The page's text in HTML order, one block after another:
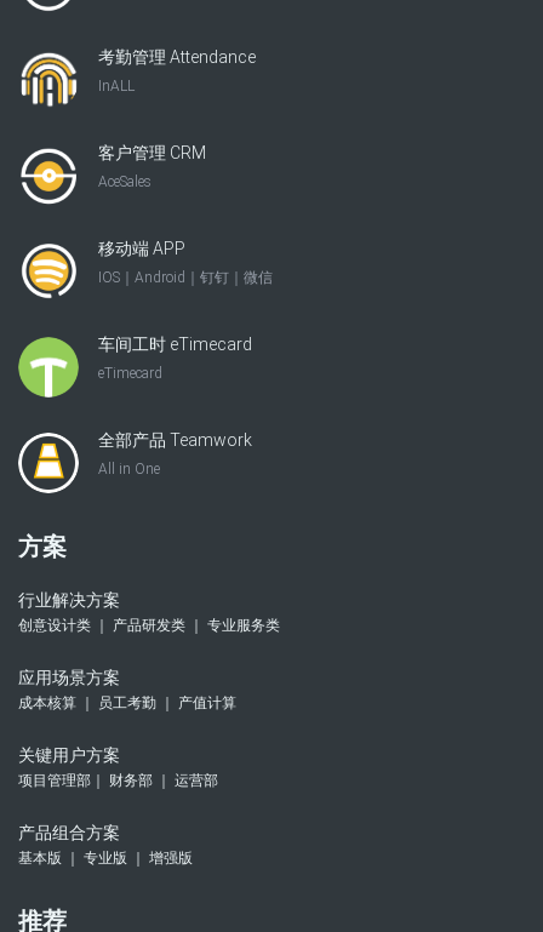
考勤管理 Attendance
InALL
客户管理 CRM
AceSales
移动端 APP
IOS｜Android｜钉钉｜微信
车间工时 eTimecard
eTimecard
全部产品 Teamwork
All in One
方案
行业解决方案
创意设计类 ｜ 产品研发类 ｜ 专业服务类
应用场景方案
成本核算 ｜ 员工考勤 ｜ 产值计算
关键用户方案
项目管理部｜ 财务部 ｜ 运营部
产品组合方案
基本版 ｜ 专业版 ｜ 增强版
推荐